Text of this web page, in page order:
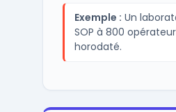
Exemple : Un
SOP à 800
horodaté.